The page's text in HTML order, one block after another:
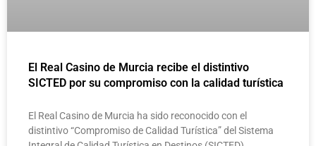
El Real Casino de Murcia recibe el distintivo
SICTED por su compromiso con la calidad turística
El Real Casino de Murcia ha sido reconocido con el
distintivo “Compromiso de Calidad Turística” del Sistema